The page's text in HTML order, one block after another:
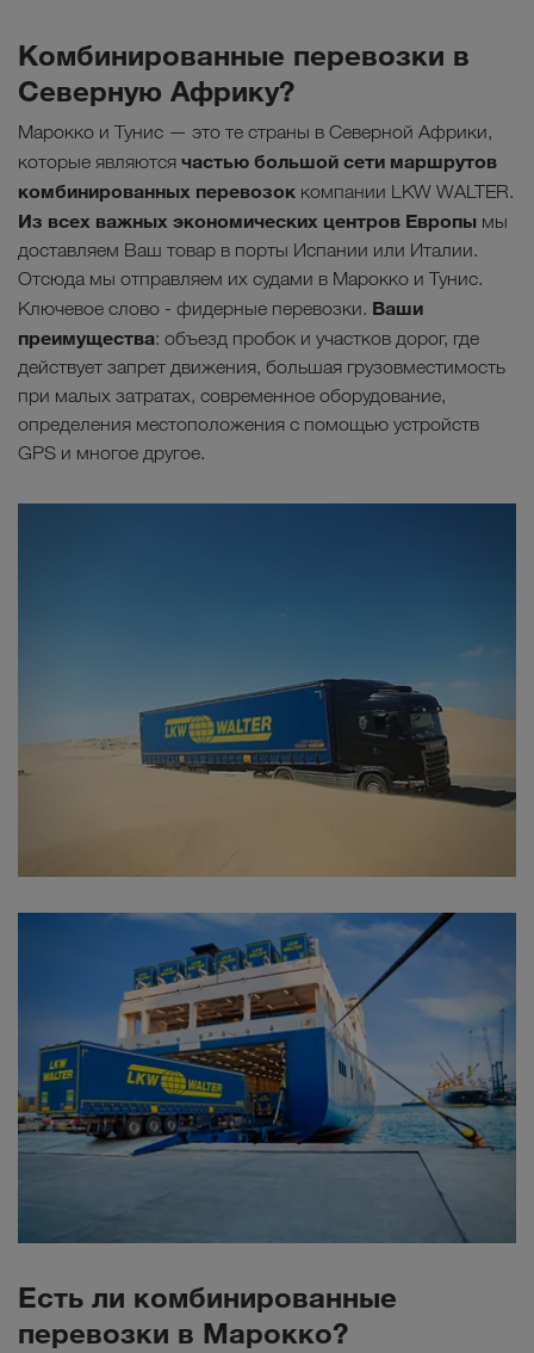
Комбинированные перевозки в
Северную Африку?
Марокко и Тунис — это те страны в Северной Африки,
которые являются частью большой сети маршрутов
комбинированных перевозок компании LKW WALTER.
Из всех важных экономических центров Европы мы
доставляем Ваш товар в порты Испании или Италии.
Отсюда мы отправляем их судами в Марокко и Тунис.
Ключевое слово - фидерные перевозки. Ваши
преимущества: объезд пробок и участков дорог, где
действует запрет движения, большая грузовместимость
при малых затратах, современное оборудование,
определения местоположения с помощью устройств
GPS и многое другое.
Есть ли комбинированные
перевозки в Марокко?